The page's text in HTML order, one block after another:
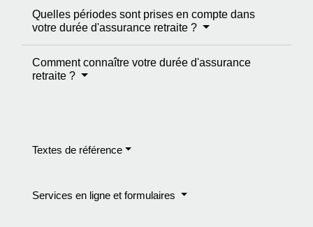
Quelles périodes sont prises en compte dans
votre durée d'assurance retraite ?
Comment connaître votre durée d'assurance
retraite ?
Textes de référence
Services en ligne et formulaires